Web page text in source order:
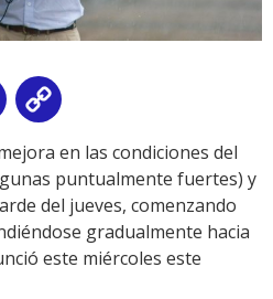
Email
Link
en las condiciones del
puntualmente fuertes) y
del jueves, comenzando
gradualmente hacia
este miércoles este